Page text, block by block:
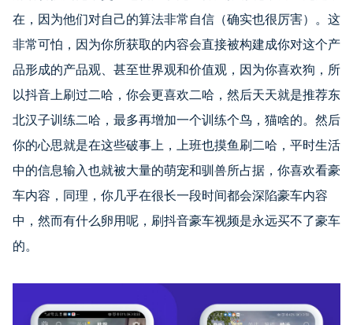
在，因为他们对自己的算法非常自信（确实也很厉害）。这
非常可怕，因为你所获取的内容会直接被构建成你对这个产
品形成的产品观、甚至世界观和价值观，因为你喜欢狗，所
以抖音上刷过二哈，你会更喜欢二哈，然后天天就是推荐东
北汉子训练二哈，最多再增加一个训练个鸟，猫啥的。然后
你的心思就是在这些破事上，上班也摸鱼刷二哈，平时生活
中的信息输入也就被大量的萌宠和驯兽所占据，你喜欢看豪
车内容，同理，你几乎在很长一段时间都会深陷豪车内容
中，然而有什么卵用呢，刷抖音豪车视频是永远买不了豪车
的。